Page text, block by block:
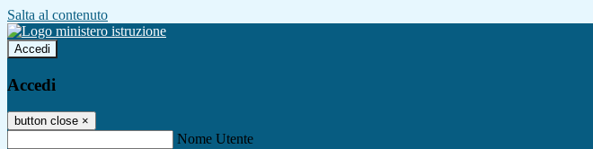
Salta al contenuto
Accedi
Accedi
button close ×
Nome Utente